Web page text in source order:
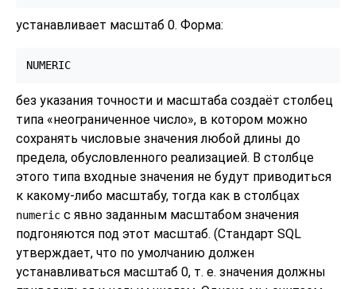
устанавливает масштаб 0. Форма:
NUMERIC
без указания точности и масштаба создаёт столбец
типа «неограниченное число», в котором можно
сохранять числовые значения любой длины до
предела, обусловленного реализацией. В столбце
этого типа входные значения не будут приводиться
к какому-либо масштабу, тогда как в столбцах
numeric с явно заданным масштабом значения
подгоняются под этот масштаб. (Стандарт SQL
утверждает, что по умолчанию должен
устанавливаться масштаб 0, т. е. значения должны